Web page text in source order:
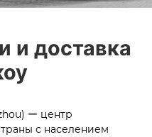
и доставка
ー центр
с населением